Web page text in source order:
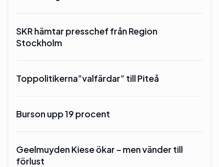
SKR hämtar presschef från Region
Stockholm
Toppolitikerna”valfärdar” till Piteå
Burson upp 19 procent
Geelmuyden Kiese ökar – men vänder till
förlust